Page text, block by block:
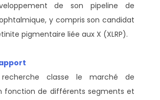
de son pipeline de
y compris son candidat
pigmentaire liée aux X (XLRP).
classe le marché de
fonction de différents segments et